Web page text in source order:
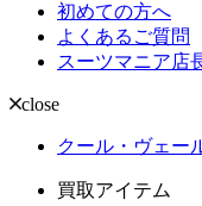
初めての方へ
よくあるご質問
スーツマニア店
close
クール・ヴェー
買取アイテム